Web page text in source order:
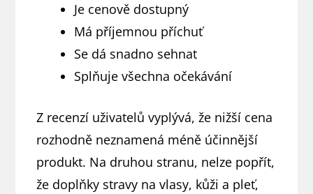
Je cenově dostupný
Má příjemnou příchuť
Se dá snadno sehnat
Splňuje všechna očekávání
Z recenzí uživatelů vyplývá, že nižší cena
rozhodně neznamená méně účinnější
produkt. Na druhou stranu, nelze popřít,
že doplňky stravy na vlasy, kůži a pleť,